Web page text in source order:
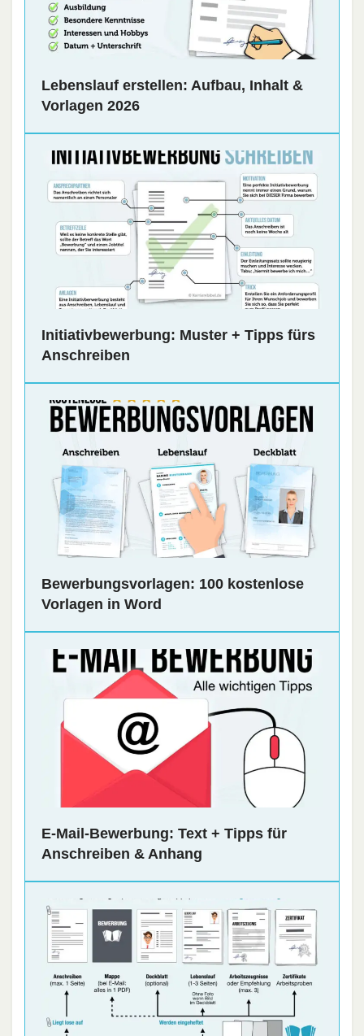
Lebenslauf erstellen: Aufbau, Inhalt &
Vorlagen 2026
Initiativbewerbung: Muster + Tipps fürs
Anschreiben
Bewerbungsvorlagen: 100 kostenlose
Vorlagen in Word
E-Mail-Bewerbung: Text + Tipps für
Anschreiben & Anhang